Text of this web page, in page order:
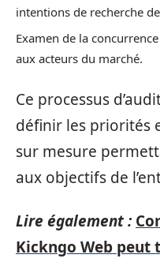
intentions de recherche
Examen de la
aux acteurs du marché.
Ce processus
définir les priorités
sur mesure
aux objectifs de
Lire également :
Kickngo Web